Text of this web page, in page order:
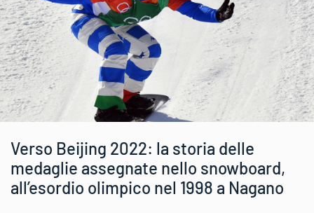
Verso Beijing 2022: la storia delle
medaglie assegnate nello snowboard,
all’esordio olimpico nel 1998 a Nagano